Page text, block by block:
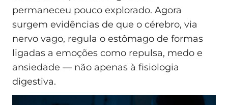
permaneceu pouco explorado. Agora
surgem evidências de que o cérebro, via
nervo vago, regula o estômago de formas
ligadas a emoções como repulsa, medo e
ansiedade — não apenas à fisiologia
digestiva.